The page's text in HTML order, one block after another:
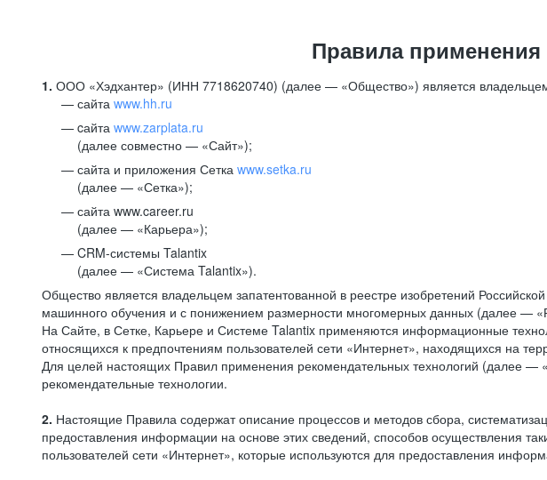
Правила применения
1. ООО «Хэдхантер» (ИНН 7718620740) (далее — «Общество») является
сайта www.hh.ru
cайта www.zarplata.ru
(далее совместно — «Сайт»);
сайта и приложения Сетка www.setka.ru
(далее — «Сетка»);
сайта www.career.ru
(далее — «Карьера»);
CRM-системы Talantix
(далее — «Система Talantix»).
Общество является владельцем запатентованной в реестре изобретений
машинного обучения и с понижением размерности многомерных данных (далее —
На Сайте, в Сетке, Карьере и Системе Talantix применяются информационные
относящихся к предпочтениям пользователей сети «Интернет», находящихся на
Для целей настоящих Правил применения рекомендательных технологий (далее
рекомендательные технологии.
2. Настоящие Правила содержат описание процессов и методов сбора,
предоставления информации на основе этих сведений, способов осуществления
пользователей сети «Интернет», которые используются для предоставления